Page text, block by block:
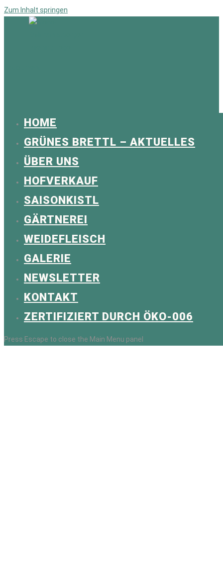
Zum Inhalt springen
HOME
GRÜNES BRETTL – AKTUELLES
ÜBER UNS
HOFVERKAUF
SAISONKISTL
GÄRTNEREI
WEIDEFLEISCH
GALERIE
NEWSLETTER
KONTAKT
ZERTIFIZIERT DURCH ÖKO-006
Press Escape to close the Main Menu panel